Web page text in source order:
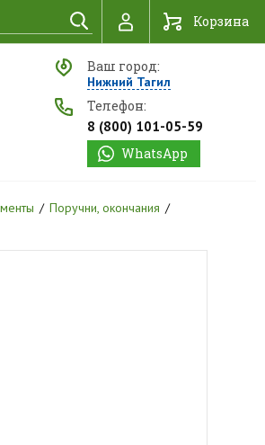
Найти Корзина
Ваш город:
Нижний Тагил
Телефон:
8 (800) 101-05-59
WhatsApp
Поручни, окончания